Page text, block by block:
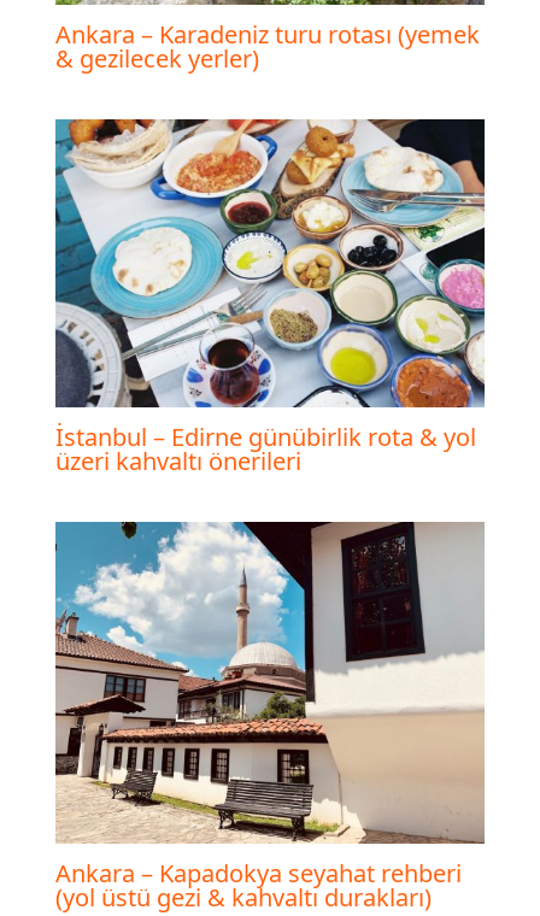
Ankara – Karadeniz turu rotası (yemek
& gezilecek yerler)
İstanbul – Edirne günübirlik rota & yol
üzeri kahvaltı önerileri
Ankara – Kapadokya seyahat rehberi
(yol üstü gezi & kahvaltı durakları)